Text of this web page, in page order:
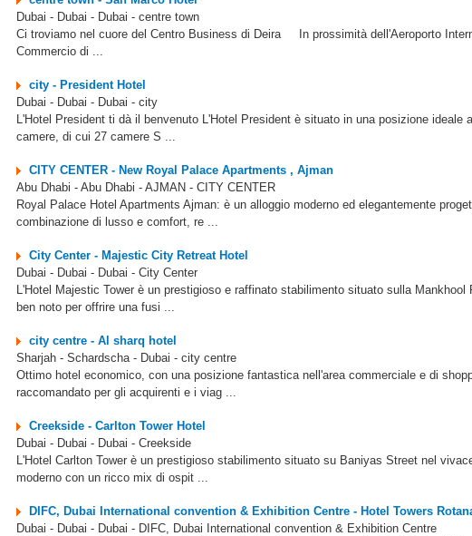
Dubai - Dubai - Dubai - centre town
Ci troviamo nel cuore del Centro Business di Deira In prossimità dell'Aeroporto
Commercio di ...
city - President Hotel
Dubai - Dubai - Dubai - city
L'Hotel President ti dà il benvenuto L'Hotel President è situato in una posizione
camere, di cui 27 camere S ...
CITY CENTER - New Royal Palace Apartments , Ajman
Abu Dhabi - Abu Dhabi - AJMAN - CITY CENTER
Royal Palace Hotel Apartments Ajman: è un alloggio moderno ed elegantemente
combinazione di lusso e comfort, re ...
City Center - Majestic City Retreat Hotel
Dubai - Dubai - Dubai - City Center
L'Hotel Majestic Tower è un prestigioso e raffinato stabilimento situato sulla
ben noto per offrire una fusi ...
city centre - Al sharq hotel
Sharjah - Schardscha - Dubai - city centre
Ottimo hotel economico, con una posizione fantastica nell'area commerciale e di
raccomandato per gli acquirenti e i viag ...
Creekside - Carlton Tower Hotel
Dubai - Dubai - Dubai - Creekside
L'Hotel Carlton Tower è un prestigioso stabilimento situato su Baniyas Street nel
moderno con un ricco mix di ospit ...
DIFC, Dubai International convention & Exhibition Centre - Hotel Towers
Dubai - Dubai - Dubai - DIFC, Dubai International convention & Exhibition Centre